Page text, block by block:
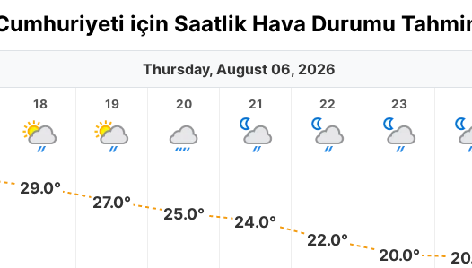
için Saatlik Hava Durumu
Thursday, August 06, 2026
18
29.0°
19
27.0°
20
25.0°
21
24.0°
22
22.0°
23
20.0°